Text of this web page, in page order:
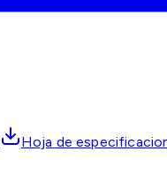
Hoja de